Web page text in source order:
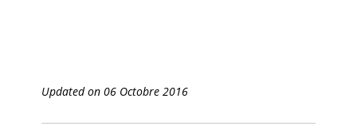
Updated on 06 Octobre 2016